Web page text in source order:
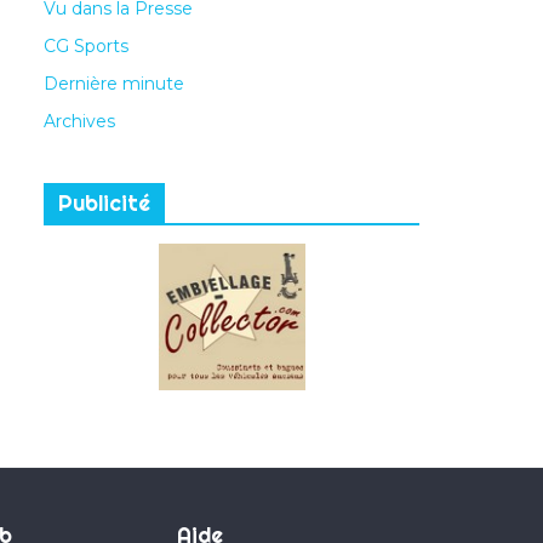
Vu dans la Presse
CG Sports
Dernière minute
Archives
Publicité
Aide